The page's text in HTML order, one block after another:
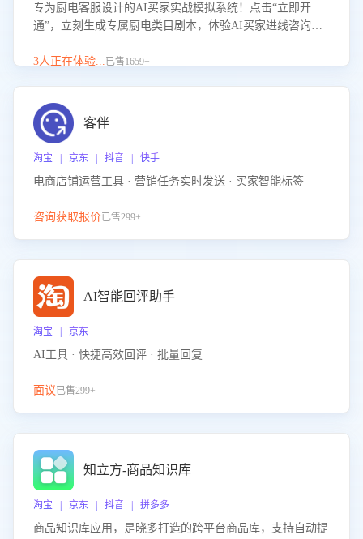
专为厨电客服设计的AI买家实战模拟系统！点击“立即开
通”，立刻生成专属厨电类目剧本，体验AI买家进线咨询真
实场景应对技巧！
3人正在体验...已售1659+
客伴
淘宝 | 京东 | 抖音 | 快手
电商店铺运营工具 · 营销任务实时发送 · 买家智能标签
咨询获取报价已售299+
AI智能回评助手
淘宝 | 京东
AI工具 · 快捷高效回评 · 批量回复
面议已售299+
知立方-商品知识库
淘宝 | 京东 | 抖音 | 拼多多
商品知识库应用，是晓多打造的跨平台商品库，支持自动提